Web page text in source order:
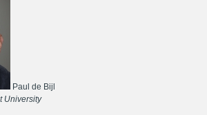
Paul de Bijl
University